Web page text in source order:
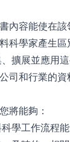
內容能使在
科學家產生
擴展並應用
司和行業的資
將能夠：
科學工作流程